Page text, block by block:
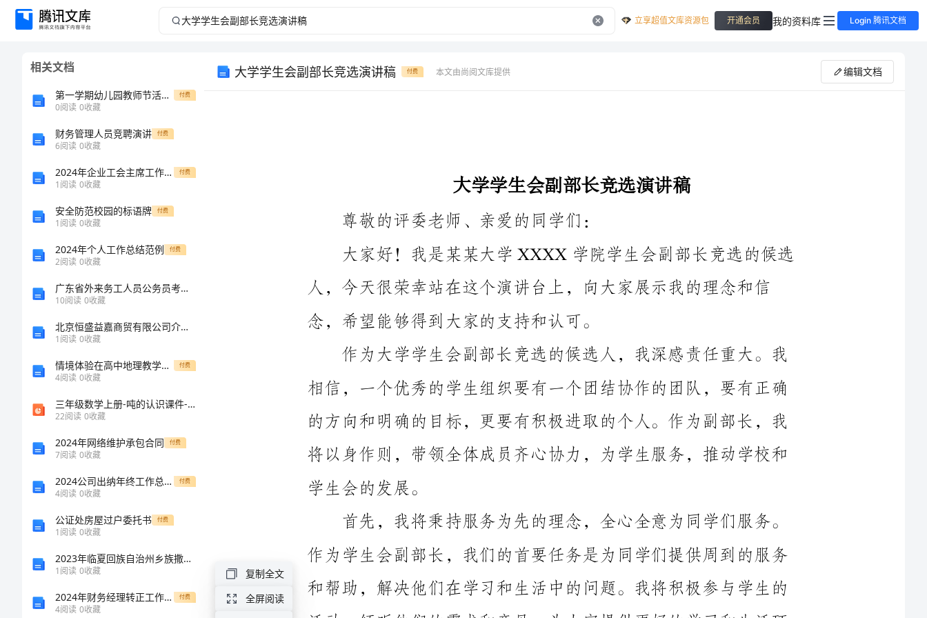
大
立享超值文库资源包 开通会员 我的资料库 Login 腾讯文档
相关文档
第一学期幼儿园教师节活动方案 付费
0阅读 0收藏
财务管理人员竞聘演讲 付费
6阅读 0收藏
2024年企业工会主席工作总结 付费
1阅读 0收藏
安全防范校园的标语牌 付费
1阅读 0收藏
2024年个人工作总结范例 付费
2阅读 0收藏
广东省外来务工人员公务员考试行测真题：资料分析
10阅读 0收藏
北京恒盛益嘉商贸有限公司介绍企业发展分析报告
1阅读 0收藏
情境体验在高中地理教学的应用论文 付费
4阅读 0收藏
三年级数学上册-吨的认识课件-冀教版
22阅读 0收藏
2024年网络维护承包合同 付费
7阅读 0收藏
2024公司出纳年终工作总结范文 付费
4阅读 0收藏
公证处房屋过户委托书 付费
1阅读 0收藏
2023年临夏回族自治州乡族撒拉族自治县消防设施操作员消防设备高级技能考试题库带答案（新）
1阅读 0收藏
2024年财务经理转正工作总结范本 付费
4阅读 0收藏
大学学生会副部长竞选演讲稿 付费 本文由尚阅文库提供 编辑文档
尊敬的评委老师、亲爱的同学们：
念，希望能够得到大家的支持和认可。
作为大学学生会副部长竞选的候选人，我深感责任重大。我
将以身作则，带领全体成员齐心协力，为学生服务，推动学校和
学生会的发展。
首先，我将秉持服务为先的理念，全心全意为同学们服务。
作为学生会副部长，我们的首要任务是为同学们提供周到的服务
境，为同学们创造更多的机会和平台，促进全体同学的全面发
复制全文
全屏阅读